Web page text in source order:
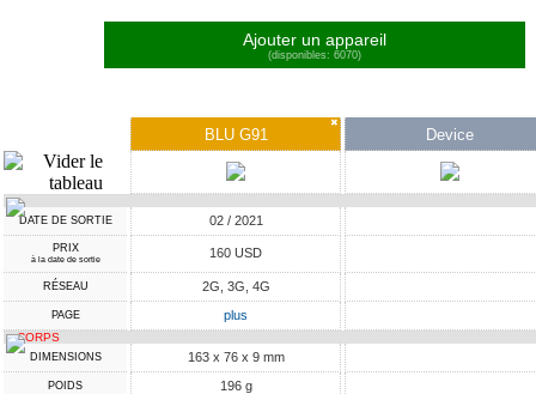
Ajouter un appareil
(disponibles: 6070)
✖
BLU G91 Device
DATE DE SORTIE 02 / 2021
PRIX
à la date de sortie 160 USD
RÉSEAU 2G, 3G, 4G
PAGE plus
CORPS
DIMENSIONS 163 x 76 x 9 mm
POIDS 196 g